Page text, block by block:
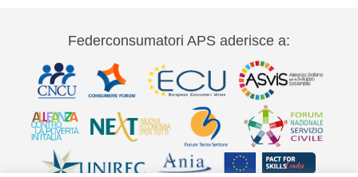
Federconsumatori APS aderisce a: